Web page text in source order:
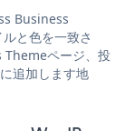
Business
と色を一致さ
ページ、投
追加します地